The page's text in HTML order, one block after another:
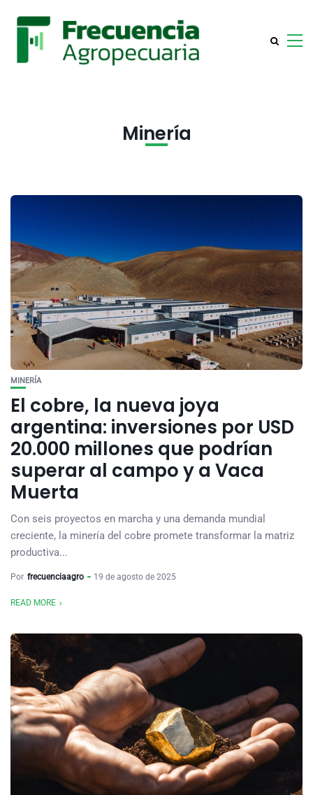
Minería
MINERÍA
El cobre, la nueva joya
argentina: inversiones por USD
20.000 millones que podrían
superar al campo y a Vaca
Muerta
Con seis proyectos en marcha y una demanda mundial
creciente, la minería del cobre promete transformar la matriz
productiva...
Por frecuenciaagro 19 de agosto de 2025
READ MORE